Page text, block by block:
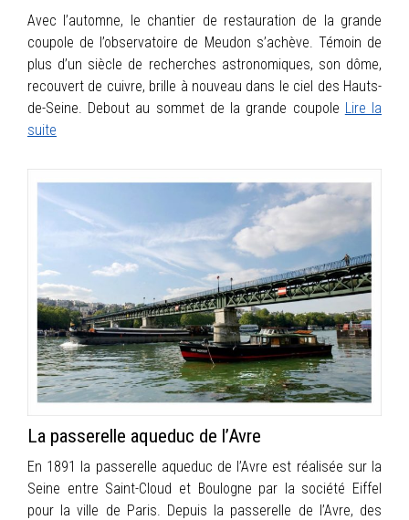
Avec l’automne, le chantier de restauration de la grande
coupole de l’observatoire de Meudon s’achève. Témoin de
plus d’un siècle de recherches astronomiques, son dôme,
recouvert de cuivre, brille à nouveau dans le ciel des Hauts-
de-Seine. Debout au sommet de la grande coupole Lire la
suite
La passerelle aqueduc de l’Avre
En 1891 la passerelle aqueduc de l’Avre est réalisée sur la
Seine entre Saint-Cloud et Boulogne par la société Eiffel
pour la ville de Paris. Depuis la passerelle de l’Avre, des